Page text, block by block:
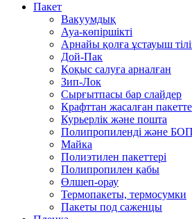
Пакет
Вакуумдық
Ауа-көпіршікті
Арнайы қолға ұстауыш
Дой-Пак
Қоқыс салуға арналған
Зип-Лок
Сырғытпасы бар слайдер
Крафттан жасалған
Курьерлік және пошта
Полипропиленді және
Майка
Полиэтилен пакеттері
Полипропилен қабы
Өлшеп-орау
Термопакеты, термосумки
Пакеты под саженцы